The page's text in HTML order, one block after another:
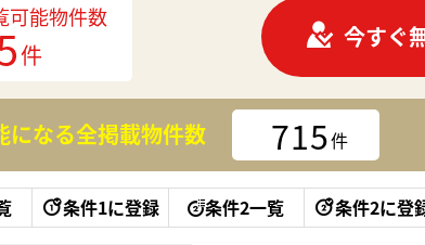
可能物件数
件
今すぐ
になる全掲載物件数 715件
条件1に登録 条件2一覧 条件2に登